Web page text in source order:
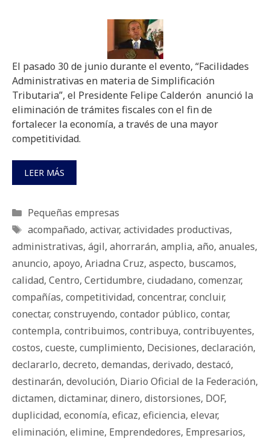
El pasado 30 de junio durante el evento, “Facilidades
Administrativas en materia de Simplificación
Tributaria”, el Presidente Felipe Calderón anunció la
eliminación de trámites fiscales con el fin de
fortalecer la economía, a través de una mayor
competitividad.
LEER MÁS
Categorías
Pequeñas empresas
Etiquetas
acompañado, activar, actividades productivas,
administrativas, ágil, ahorrarán, amplia, año, anuales,
anuncio, apoyo, Ariadna Cruz, aspecto, buscamos,
calidad, Centro, Certidumbre, ciudadano, comenzar,
compañías, competitividad, concentrar, concluir,
conectar, construyendo, contador público, contar,
contempla, contribuimos, contribuya, contribuyentes,
costos, cueste, cumplimiento, Decisiones, declaración,
declararlo, decreto, demandas, derivado, destacó,
destinarán, devolución, Diario Oficial de la Federación,
dictamen, dictaminar, dinero, distorsiones, DOF,
duplicidad, economía, eficaz, eficiencia, elevar,
eliminación, elimine, Emprendedores, Empresarios,